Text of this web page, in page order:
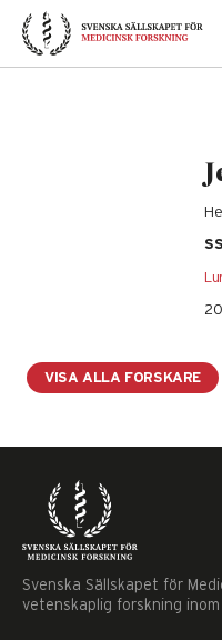
Skip
content
VISA ALLA FORSKARE
Svenska Sällskapet för
vetenskaplig forskning inom